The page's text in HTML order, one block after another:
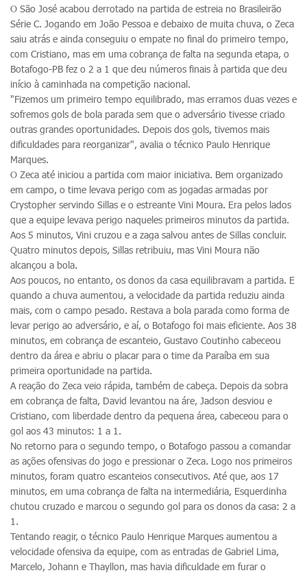
O São José acabou derrotado na partida de estreia no Brasileirão
Série C. Jogando em João Pessoa e debaixo de muita chuva, o Zeca
saiu atrás e ainda conseguiu o empate no final do primeiro tempo,
com Cristiano, mas em uma cobrança de falta na segunda etapa, o
Botafogo-PB fez o 2 a 1 que deu números finais à partida que deu
início à caminhada na competição nacional.
"Fizemos um primeiro tempo equilibrado, mas erramos duas vezes e
sofremos gols de bola parada sem que o adversário tivesse criado
outras grandes oportunidades. Depois dos gols, tivemos mais
dificuldades para reorganizar", avalia o técnico Paulo Henrique
Marques.
O Zeca até iniciou a partida com maior iniciativa. Bem organizado
em campo, o time levava perigo com as jogadas armadas por
Crystopher servindo Sillas e o estreante Vini Moura. Era pelos lados
que a equipe levava perigo naqueles primeiros minutos da partida.
Aos 5 minutos, Vini cruzou e a zaga salvou antes de Sillas concluir.
Quatro minutos depois, Sillas retribuiu, mas Vini Moura não
alcançou a bola.
Aos poucos, no entanto, os donos da casa equilibravam a partida. E
quando a chuva aumentou, a velocidade da partida reduziu ainda
mais, com o campo pesado. Restava a bola parada como forma de
levar perigo ao adversário, e aí, o Botafogo foi mais eficiente. Aos 38
minutos, em cobrança de escanteio, Gustavo Coutinho cabeceou
dentro da área e abriu o placar para o time da Paraíba em sua
primeira oportunidade na partida.
A reação do Zeca veio rápida, também de cabeça. Depois da sobra
em cobrança de falta, David levantou na áre, Jadson desviou e
Cristiano, com liberdade dentro da pequena área, cabeceou para o
gol aos 43 minutos: 1 a 1.
No retorno para o segundo tempo, o Botafogo passou a comandar
as ações ofensivas do jogo e pressionar o Zeca. Logo nos primeiros
minutos, foram quatro escanteios consecutivos. Até que, aos 17
minutos, em uma cobrança de falta na intermediária, Esquerdinha
chutou cruzado e marcou o segundo gol para os donos da casa: 2 a
1.
Tentando reagir, o técnico Paulo Henrique Marques aumentou a
velocidade ofensiva da equipe, com as entradas de Gabriel Lima,
Marcelo, Johann e Thayllon, mas havia dificuldade em furar o